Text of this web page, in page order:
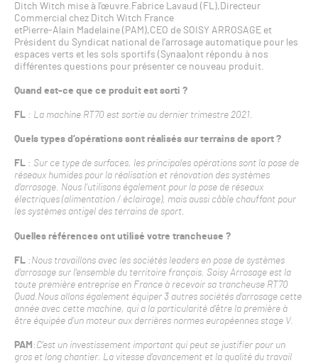
Ditch Witch mise à l’œuvre.Fabrice Lavaud (FL),Directeur
Commercial chez Ditch Witch France
etPierre-Alain Madelaine (PAM),CEO de SOISY ARROSAGE et
Président du Syndicat national de l’arrosage automatique pour les
espaces verts et les sols sportifs (Synaa)ont répondu à nos
différentes questions pour présenter ce nouveau produit.
Quand est-ce que ce produit est sorti ?
FL : La machine RT70 est sortie au dernier trimestre 2021.
Quels types d’opérations sont réalisés sur terrains de sport ?
FL : Sur ce type de surfaces, les principales opérations sont la pose de
réseaux humides pour la réalisation et rénovation des systèmes
d’arrosage. Nous l’utilisons également pour la pose de réseaux
électriques (alimentation / éclairage), mais aussi câble chauffant pour
les systèmes antigel des terrains de sport.
Quelles références ont utilisé votre trancheuse ?
FL: Nous travaillons avec les sociétés leaders en pose de systèmes
d’arrosage sur l’ensemble du territoire français. Soisy Arrosage est la
toute première entreprise en France à recevoir sa trancheuse RT70
Quad.Nous allons également équiper 3 autres sociétés d’arrosage cette
année avec cette machine, qui a la particularité d’être la première à
être équipée d’un moteur aux derrières normes européennes stage V.
PAM : C’est un investissement important qui peut se justifier pour un
gros et long chantier. La vitesse d’avancement et la qualité du travail